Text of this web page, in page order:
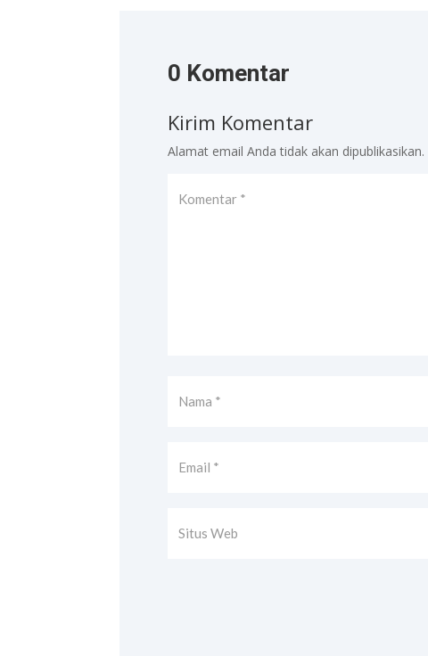
0 Komentar
Kirim Komentar
Alamat email Anda tidak akan dipublikasikan.